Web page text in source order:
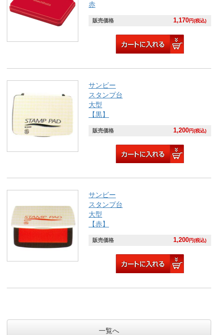
赤
販売価格 1,170円(税込)
サンビー
スタンプ台
大型
【黒】
販売価格 1,200円(税込)
サンビー
スタンプ台
大型
【赤】
販売価格 1,200円(税込)
一覧へ